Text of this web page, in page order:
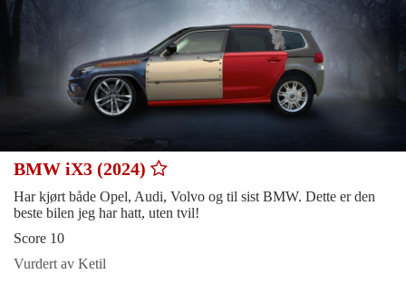
BMW iX3 (2024)
Har kjørt både Opel, Audi, Volvo og til sist BMW. Dette er den
beste bilen jeg har hatt, uten tvil!
Score 10
Vurdert av Ketil